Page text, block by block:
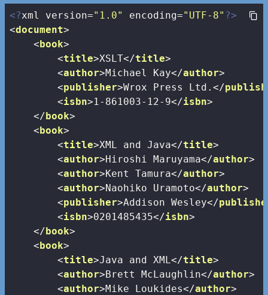
<?xml version="1.0" encoding="UTF-8" ?>
<document>
<book>
<title>XSLT</title>
<author>Michael Kay</author>
<publisher>Wrox Press Ltd.</
<isbn>1-861003-12-9</isbn>
</book>
<book>
<title>XML and Java</title>
<author>Hiroshi Maruyama</author>
<author>Kent Tamura</author>
<author>Naohiko Uramoto</author>
<publisher>Addison Wesley</
<isbn>0201485435</isbn>
</book>
<book>
<title>Java and XML</title>
<author>Brett McLaughlin</author>
<author>Mike Loukides</author>